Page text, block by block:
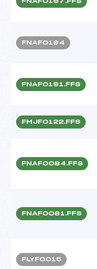
FNAF0194
FNAF0191.FFS
FMJF0122.FFS
FNAF0084.FFS
FNAF0081.FFS
FLYF0015